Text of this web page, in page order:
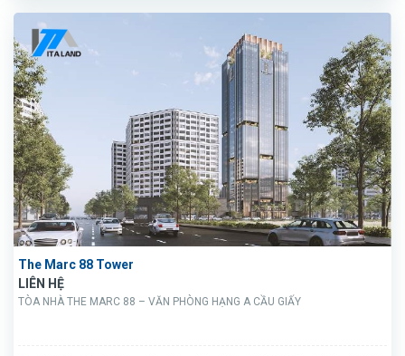
The Marc 88 Tower
LIÊN HỆ
TÒA NHÀ THE MARC 88 – VĂN PHÒNG HẠNG A CẦU GIẤY